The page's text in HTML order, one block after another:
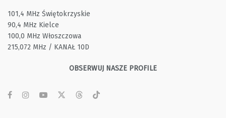
101,4 MHz Świętokrzyskie
90,4 MHz Kielce
100,0 MHz Włoszczowa
215,072 MHz / KANAŁ 10D
OBSERWUJ NASZE PROFILE